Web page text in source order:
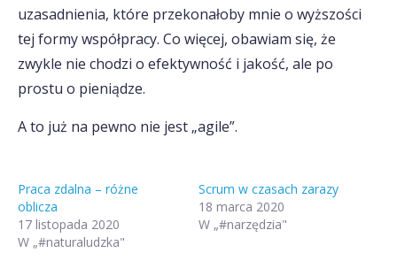
uzasadnienia, które przekonałoby mnie o wyższości
tej formy współpracy. Co więcej, obawiam się, że
zwykle nie chodzi o efektywność i jakość, ale po
prostu o pieniądze.
A to już na pewno nie jest „agile”.
Praca zdalna – różne
oblicza
17 listopada 2020
W „#naturaludzka"
Scrum w czasach zarazy
18 marca 2020
W „#narzędzia"